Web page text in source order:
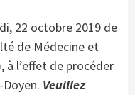
22 octobre 2019 de
de Médecine et
à l’effet de procéder
Veuillez